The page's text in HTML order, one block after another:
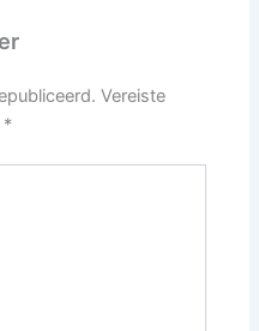
Vereiste
*